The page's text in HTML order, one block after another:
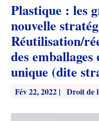
Plastique : les
nouvelle
Réutilisation/
des
unique (dite
Fév 22, 2022 | Droit de